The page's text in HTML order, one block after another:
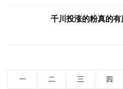
千川投涨的粉真的
一 二 三 四